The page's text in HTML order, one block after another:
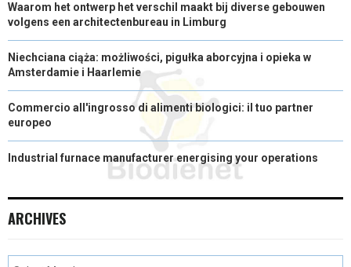
Waarom het ontwerp het verschil maakt bij diverse gebouwen
volgens een architectenbureau in Limburg
Niechciana ciąża: możliwości, pigułka aborcyjna i opieka w
Amsterdamie i Haarlemie
Commercio all'ingrosso di alimenti biologici: il tuo partner
europeo
Industrial furnace manufacturer energising your operations
ARCHIVES